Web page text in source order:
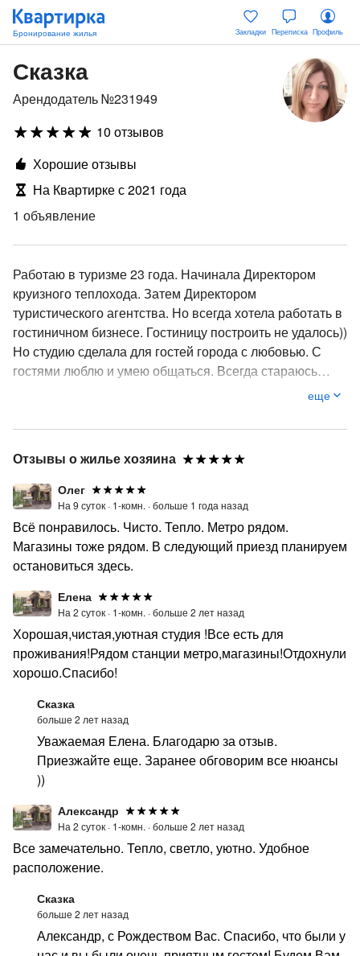
Закладки Переписка Профиль
Сказка
Арендодатель №231949
10 отзывов
Хорошие отзывы
На Квартирке с 2021 года
1 объявление
Работаю в туризме 23 года. Начинала Директором
круизного теплохода. Затем Директором
туристического агентства. Но всегда хотела работать в
гостиничном бизнесе. Гостиницу построить не удалось))
Но студию сделала для гостей города с любовью. С
гостями люблю и умею общаться. Всегда стараюсь
еще
Отзывы о жилье хозяина
Олег
На 9 суток · 1-комн. ·больше 1 года назад
Всё понравилось. Чисто. Тепло. Метро рядом.
Магазины тоже рядом. В следующий приезд планируем
остановиться здесь.
Елена
На 2 суток · 1-комн. ·больше 2 лет назад
Хорошая,чистая,уютная студия !Все есть для
проживания!Рядом станции метро,магазины!Отдохнули
хорошо.Спасибо!
Сказка
больше 2 лет назад
Уважаемая Елена. Благодарю за отзыв.
Приезжайте еще. Заранее обговорим все нюансы
))
Александр
На 2 суток · 1-комн. ·больше 2 лет назад
Все замечательно. Тепло, светло, уютно. Удобное
расположение.
Сказка
больше 2 лет назад
Александр, с Рождеством Вас. Спасибо, что были у